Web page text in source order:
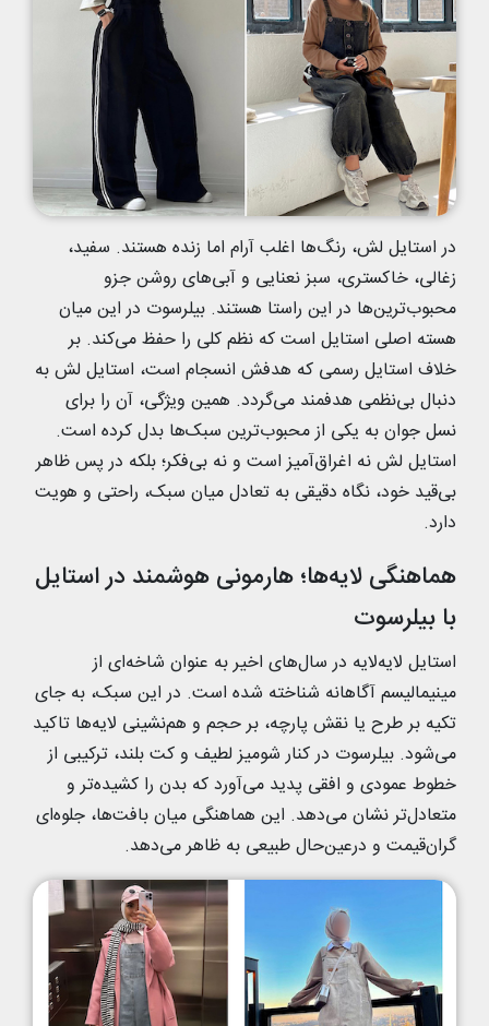
در استایل لش، رنگ‌ها اغلب آرام اما زنده هستند. سفید،
زغالی، خاکستری، سبز نعنایی و آبی‌های روشن جزو
محبوب‌ترین‌ها در این راستا هستند. بیلرسوت در این میان
هسته‌ اصلی استایل است که نظم کلی را حفظ می‌کند. بر
خلاف استایل رسمی که هدفش انسجام است، استایل لش به
دنبال بی‌نظمی هدفمند می‌گردد. همین ویژگی، آن را برای
نسل جوان به یکی از محبوب‌ترین سبک‌ها بدل کرده است.
استایل لش نه اغراق‌آمیز است و نه بی‌فکر؛ بلکه در پس ظاهر
بی‌قید خود، نگاه دقیقی به تعادل میان سبک، راحتی و هویت
دارد.
هماهنگی لایه‌ها؛ هارمونی هوشمند در استایل
با بیلرسوت
استایل لایه‌لایه در سال‌های اخیر به عنوان شاخه‌ای از
مینیمالیسم آگاهانه شناخته شده است. در این سبک، به جای
تکیه بر طرح یا نقش پارچه، بر حجم و هم‌نشینی لایه‌ها تاکید
می‌شود. بیلرسوت در کنار شومیز لطیف و کت بلند، ترکیبی از
خطوط عمودی و افقی پدید می‌آورد که بدن را کشیده‌تر و
متعادل‌تر نشان می‌دهد. این هماهنگی میان بافت‌ها، جلوه‌ای
گران‌قیمت و درعین‌حال طبیعی به ظاهر می‌دهد.